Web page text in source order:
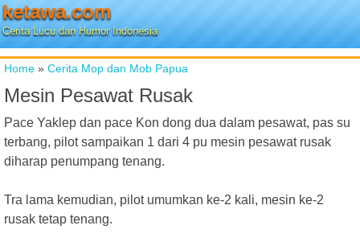
ketawa.com
Cerita Lucu dan Humor Indonesia
Home » Cerita Mop dan Mob Papua
Mesin Pesawat Rusak
Pace Yaklep dan pace Kon dong dua dalam pesawat, pas su
terbang, pilot sampaikan 1 dari 4 pu mesin pesawat rusak
diharap penumpang tenang.
Tra lama kemudian, pilot umumkan ke-2 kali, mesin ke-2
rusak tetap tenang.